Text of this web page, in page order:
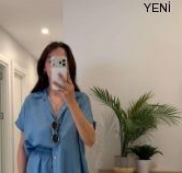
YENİ